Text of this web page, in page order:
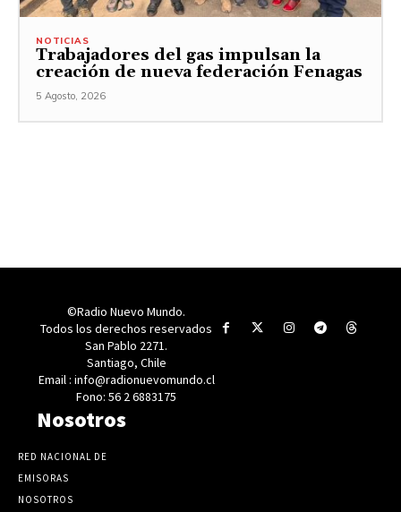
NOTICIAS
Trabajadores del gas impulsan la
creación de nueva federación Fenagas
5 Agosto, 2026
©Radio Nuevo Mundo.
Todos los derechos reservados
San Pablo 2271.
Santiago, Chile
Email : info@radionuevomundo.cl
Fono: 56 2 6883175
Nosotros
RED NACIONAL DE
EMISORAS
NOSOTROS